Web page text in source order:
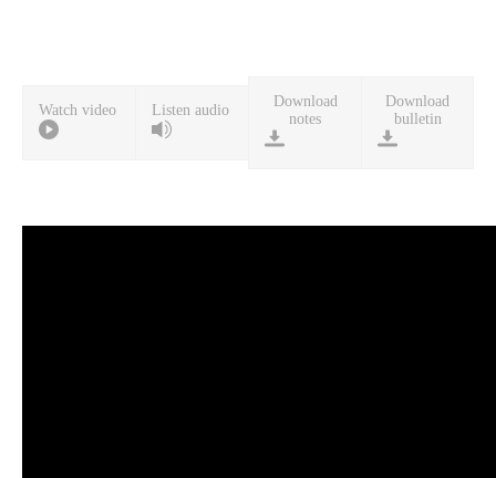
Watch video Listen audio
Download
notes
Download
bulletin